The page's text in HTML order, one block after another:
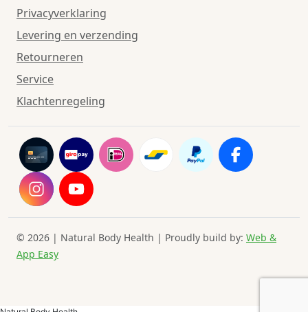
Privacyverklaring
Levering en verzending
Retourneren
Service
Klachtenregeling
© 2026 | Natural Body Health | Proudly build by: Web &
App Easy